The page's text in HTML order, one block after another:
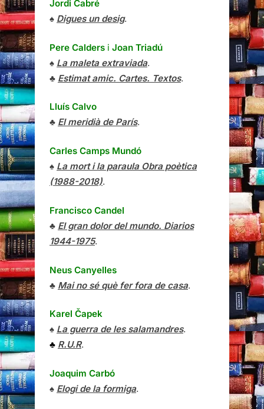
Jordi Cabré
♠ Digues un desig.
Pere Calders i Joan Triadú
♠ La maleta extraviada.
♣ Estimat amic. Cartes. Textos.
Lluís Calvo
♣ El meridià de París.
Carles Camps Mundó
♠ La mort i la paraula Obra poètica
(1988-2018).
Francisco Candel
♣ El gran dolor del mundo. Diarios
1944-1975.
Neus Canyelles
♣ Mai no sé què fer fora de casa.
Karel Čapek
♠ La guerra de les salamandres.
♣ R.U.R.
Joaquim Carbó
♠ Elogi de la formiga.